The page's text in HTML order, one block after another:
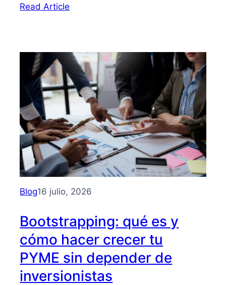
Read Article
–
Edición
Pádel
Empresarial
Blog16 julio, 2026
Bootstrapping: qué es y
cómo hacer crecer tu
PYME sin depender de
inversionistas